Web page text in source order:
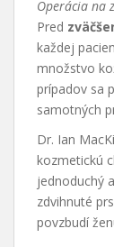
Operácia na
Pred
každej
množstvo
prípadov sa
samotných
Dr. Ian
kozmetickú
jednoduchý
zdvihnuté
povzbudí